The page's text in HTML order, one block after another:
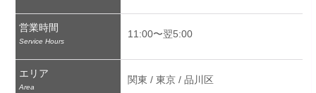
営業時間
Service Hours
11:00〜翌5:00
エリア
Area
関東 / 東京 / 品川区